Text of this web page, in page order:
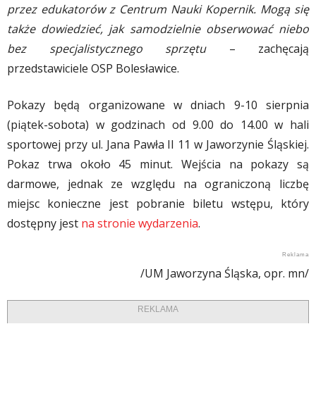
przez edukatorów z Centrum Nauki Kopernik. Mogą się
także dowiedzieć, jak samodzielnie obserwować niebo
bez specjalistycznego sprzętu– zachęcają
przedstawiciele OSP Bolesławice.
Pokazy będą organizowane w dniach 9-10 sierpnia
(piątek-sobota) w godzinach od 9.00 do 14.00 w hali
sportowej przy ul. Jana Pawła II 11 w Jaworzynie Śląskiej.
Pokaz trwa około 45 minut. Wejścia na pokazy są
darmowe, jednak ze względu na ograniczoną liczbę
miejsc konieczne jest pobranie biletu wstępu, który
dostępny jest na stronie wydarzenia.
/UM Jaworzyna Śląska, opr. mn/
REKLAMA